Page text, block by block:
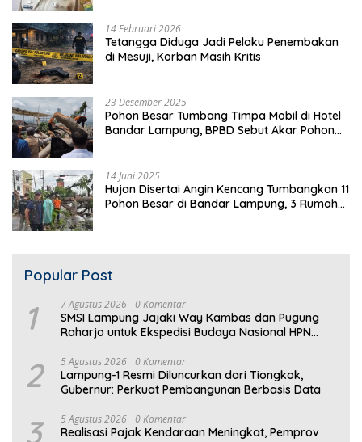
14 Februari 2026
Tetangga Diduga Jadi Pelaku Penembakan
di Mesuji, Korban Masih Kritis
23 Desember 2025
Pohon Besar Tumbang Timpa Mobil di Hotel
Bandar Lampung, BPBD Sebut Akar Pohon
14 Juni 2025
Hujan Disertai Angin Kencang Tumbangkan 11
Pohon Besar di Bandar Lampung, 3 Rumah
Popular Post
1 7 Agustus 2026 0 Komentar
SMSI Lampung Jajaki Way Kambas dan Pugung
Raharjo untuk Ekspedisi Budaya Nasional HPN
2 5 Agustus 2026 0 Komentar
Lampung-1 Resmi Diluncurkan dari Tiongkok,
Gubernur: Perkuat Pembangunan Berbasis Data
3 5 Agustus 2026 0 Komentar
Realisasi Pajak Kendaraan Meningkat, Pemprov